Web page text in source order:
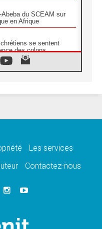
Abeba du SCEAM sur
en Afrique
se sentent
des colons
de Notre Dame du
accompagne les
de la dignité
apostolique de
diocèse
Les services
Contactez-nous